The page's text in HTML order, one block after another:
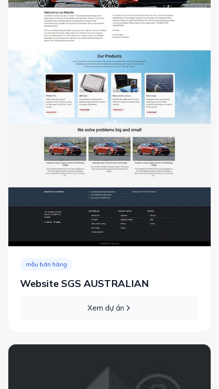
mẫu bán hàng
Website SGS AUSTRALIAN
Xem dự án